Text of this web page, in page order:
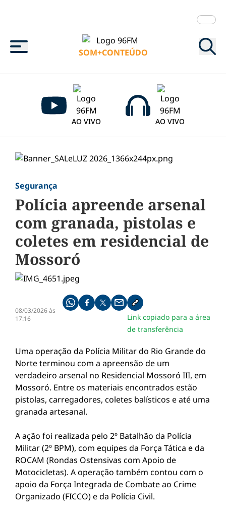
Menu
SOM+CONTEÚDO
AO VIVO AO VIVO
Segurança
Polícia apreende arsenal
com granada, pistolas e
coletes em residencial de
Mossoró
08/03/2026 às
17:16
Compartilhe pelo whatsapp
Compartilhar no facebook
Compartilhar no twitter
Compartilhe pelo email
Copiar link da notícia
Link copiado para a área
de transferência
Uma operação da Polícia Militar do Rio Grande do
Norte terminou com a apreensão de um
verdadeiro arsenal no Residencial Mossoró III, em
Mossoró. Entre os materiais encontrados estão
pistolas, carregadores, coletes balísticos e até uma
granada artesanal.
A ação foi realizada pelo 2º Batalhão da Polícia
Militar (2º BPM), com equipes da Força Tática e da
ROCAM (Rondas Ostensivas com Apoio de
Motocicletas). A operação também contou com o
apoio da Força Integrada de Combate ao Crime
Organizado (FICCO) e da Polícia Civil.